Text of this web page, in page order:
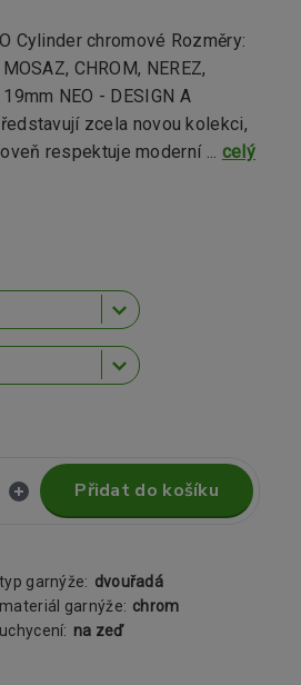
Cylinder chromové Rozměry:
CHROM, NEREZ,
NEO - DESIGN A
zcela novou kolekci,
respektuje moderní ... celý
Přidat do košíku
typ garnýže: dvouřadá
materiál garnýže: chrom
uchycení: na zeď